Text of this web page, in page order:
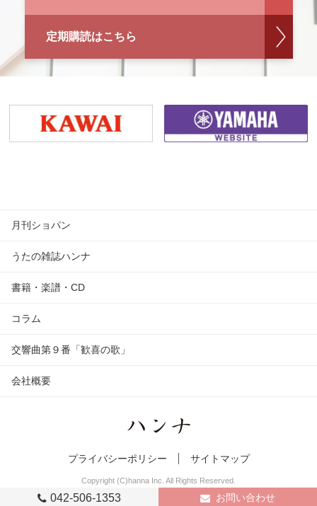
042-506-1353 お問い合わせ
定期購読はこちら
月刊ショパン
うたの雑誌ハンナ
書籍・楽譜・CD
コラム
交響曲第９番「歓喜の歌」
会社概要
プライバシーポリシー サイトマップ
Copyright (C)hanna Inc. All Rights Reserved.